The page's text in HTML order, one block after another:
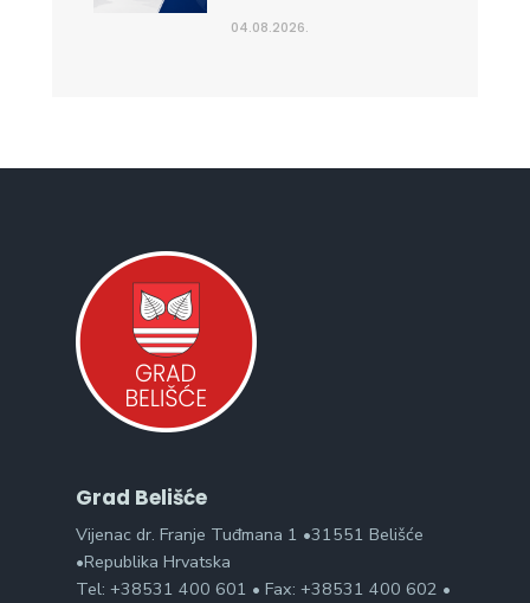
04.08.2026.
Grad Belišće
Vijenac dr. Franje Tuđmana 1 •31551 Belišće
•Republika Hrvatska
Tel: +38531 400 601 • Fax: +38531 400 602 •